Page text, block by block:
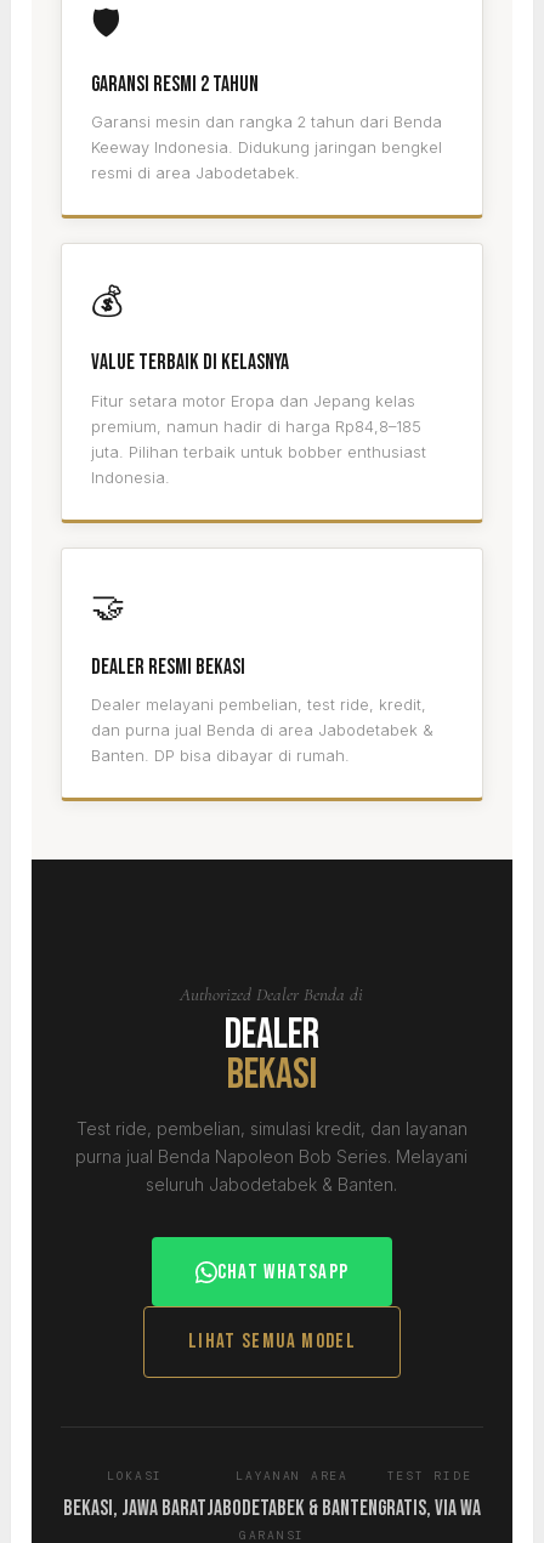
🛡️
Garansi Resmi 2 Tahun
Garansi mesin dan rangka 2 tahun dari Benda
Keeway Indonesia. Didukung jaringan bengkel
resmi di area Jabodetabek.
💰
Value Terbaik di Kelasnya
Fitur setara motor Eropa dan Jepang kelas
premium, namun hadir di harga Rp84,8–185
juta. Pilihan terbaik untuk bobber enthusiast
Indonesia.
🤝
Dealer Resmi Bekasi
Dealer melayani pembelian, test ride, kredit,
dan purna jual Benda di area Jabodetabek &
Banten. DP bisa dibayar di rumah.
Authorized Dealer Benda di
Dealer
BEKASI
Test ride, pembelian, simulasi kredit, dan layanan
purna jual Benda Napoleon Bob Series. Melayani
seluruh Jabodetabek & Banten.
Chat WhatsApp
Lihat Semua Model
LOKASI
Bekasi, Jawa Barat
LAYANAN AREA
Jabodetabek & Banten
TEST RIDE
Gratis, via WA
GARANSI